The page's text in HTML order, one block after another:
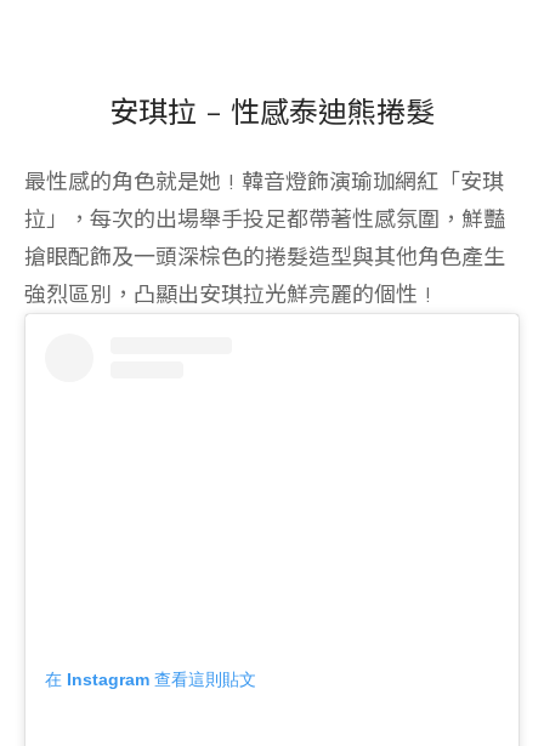
安琪拉 – 性感泰迪熊捲髮
最性感的角色就是她 ! 韓音燈飾演瑜珈網紅「安琪
拉」， 每次的出場舉手投足都帶著性感氛圍，鮮豔
搶眼配飾及一頭深棕色的捲髮造型與其他角色產生
強烈區別，凸顯出安琪拉光鮮亮麗的個性 !
在 Instagram 查看這則貼文